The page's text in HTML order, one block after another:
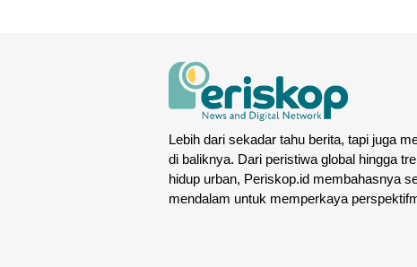
Lebih dari sekadar tahu berita, tapi juga
di baliknya. Dari peristiwa global hingga
hidup urban, Periskop.id membahasnya
mendalam untuk memperkaya